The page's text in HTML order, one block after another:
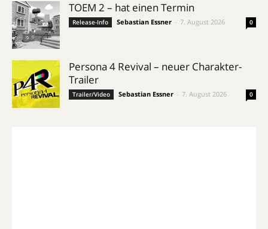
TOEM 2 – hat einen Termin
Release-Info Sebastian Essner 7. August 2026 0
Persona 4 Revival – neuer Charakter-
Trailer
Trailer/Video Sebastian Essner 7. August 2026 0